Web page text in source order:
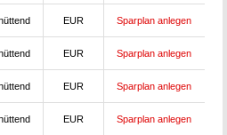
EUR Sparplan anlegen
EUR Sparplan anlegen
EUR Sparplan anlegen
EUR Sparplan anlegen